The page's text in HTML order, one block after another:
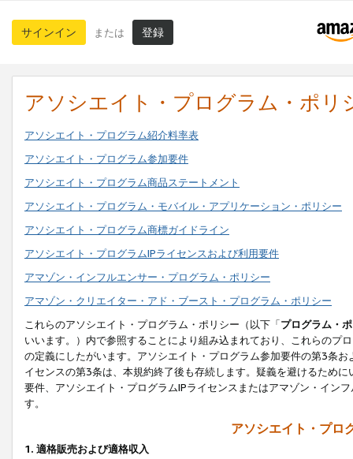
サインイン または 登録
アソシエイト・プログラム・ポリ
アソシエイト・プログラム紹介料率表
アソシエイト・プログラム参加要件
アソシエイト・プログラム商品ステートメント
アソシエイト・プログラム・モバイル・アプリケーション・ポリシー
アソシエイト・プログラム商標ガイドライン
アソシエイト・プログラムIPライセンスおよび利用要件
アマゾン・インフルエンサー・プログラム・ポリシー
アマゾン・クリエイター・アド・ブースト・プログラム・ポリシー
これらのアソシエイト・プログラム・ポリシー（以下「プログラム・
いいます。）内で参照することにより組み込まれており、これらのプ
の定義にしたがいます。アソシエイト・プログラム参加要件の第3条
イセンスの第3条は、本規約終了後も存続します。疑義を避けるため
要件、アソシエイト・プログラムIPライセンスまたはアマゾン・イン
す。
アソシエイト・プロ
1. 適格販売および適格収入